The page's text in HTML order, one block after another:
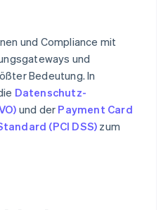
und Compliance mit
und
Bedeutung. In
Datenschutz-
und der Payment Card
(PCI DSS)zum